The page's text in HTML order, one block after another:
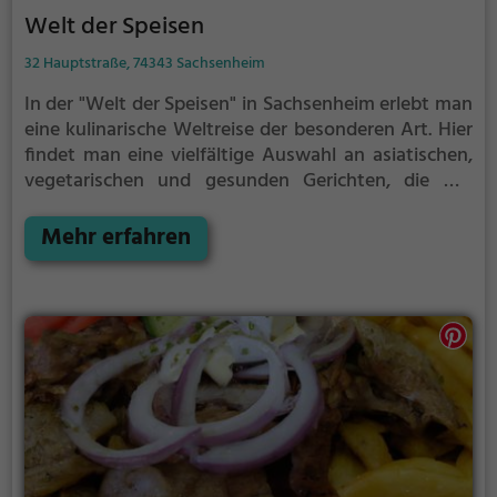
Welt der Speisen
32 Hauptstraße, 74343 Sachsenheim
In der "Welt der Speisen" in Sachsenheim erlebt man
eine kulinarische Weltreise der besonderen Art. Hier
findet man eine vielfältige Auswahl an asiatischen,
vegetarischen und gesunden Gerichten, die mit
zubereitet werden. Egal ob man sich für die
asiatische Küche begeistert oder auf der Suche nach
jeder auf seine Kosten. Das gemütliche Ambiente
lädt dazu ein, einen Abend in angenehmer
Gesellschaft zu verbringen und die Vielfalt der
Speisen und Getränke zu genießen. Tauche ein in die
Welt der Aromen und entdecke neue
Geschmackserlebnisse in der "Welt der Speisen".
Mehr erfahren